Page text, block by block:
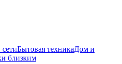
Бытовая техникаДом и
близким